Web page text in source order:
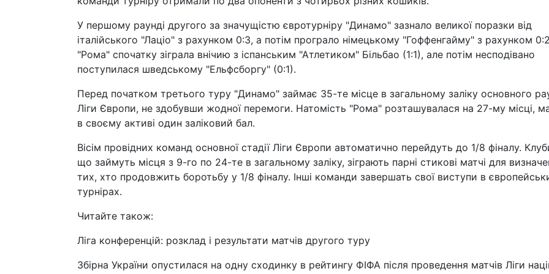
У першому раунді другого за значущістю євротурніру "Динамо" зазнало великої поразки від
італійського "Лаціо" з рахунком 0:3, а потім програло німецькому "Гоффенгайму" з рахунком
"Рома" спочатку зіграла внічию з іспанським "Атлетиком" Більбао (1:1), але потім несподівано
поступилася шведському "Ельфсборгу" (0:1).
Перед початком третього туру "Динамо" займає 35-те місце в загальному заліку основного
Ліги Європи, не здобувши жодної перемоги. Натомість "Рома" розташувалася на 27-му місці,
в своєму активі один заліковий бал.
Вісім провідних команд основної стадії Ліги Європи автоматично перейдуть до 1/8 фіналу.
що займуть місця з 9-го по 24-те в загальному заліку, зіграють парні стикові матчі для
тих, хто продовжить боротьбу у 1/8 фіналу. Інші команди завершать свої виступи в
турнірах.
Читайте також:
Ліга конференцій: розклад і результати матчів другого туру
Збірна України опустилася на одну сходинку в рейтингу ФІФА після проведення матчів Ліги